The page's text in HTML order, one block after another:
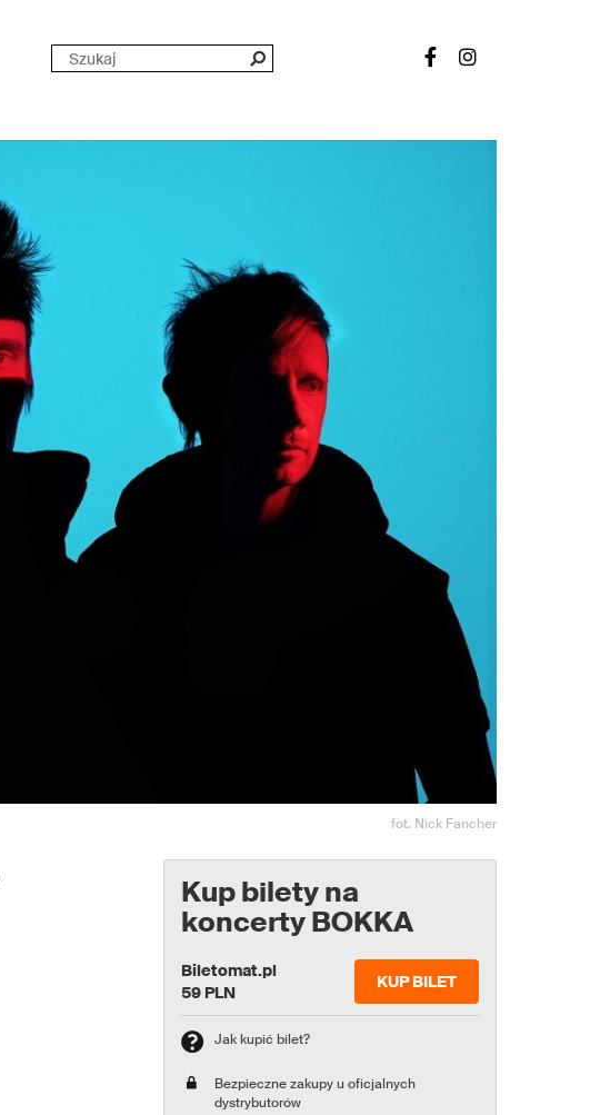
fot. Nick Fancher
Kup bilety na
koncerty BOKKA
Biletomat.pl
59 PLN
KUP BILET
Jak kupić bilet?
Bezpieczne zakupy u oficjalnych
dystrybutorów